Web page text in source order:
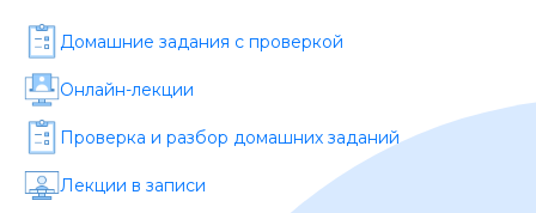
Домашние задания c проверкой
Онлайн-лекции
Проверка и разбор домашних заданий
Лекции в записи